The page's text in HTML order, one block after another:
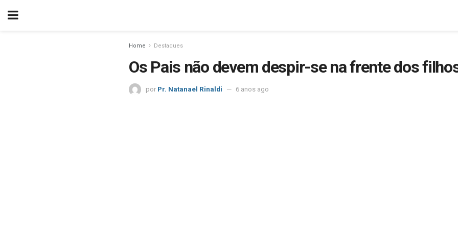
Home Destaques
Os Pais não devem despir-se na frente dos
por Pr. Natanael Rinaldi 6 anos ago